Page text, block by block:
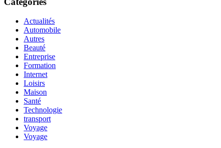
Actualités
Automobile
Autres
Beauté
Entreprise
Formation
Internet
Loisirs
Maison
Santé
Technologie
transport
Voyage
Voyage